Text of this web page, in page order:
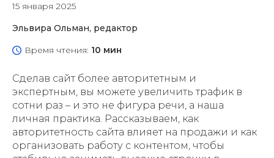
15 января 2025
Эльвира Ольман, редактор
Время чтения: 10 мин
Сделав сайт более авторитетным и
экспертным, вы можете увеличить трафик в
сотни раз – и это не фигура речи, а наша
личная практика. Рассказываем, как
авторитетность сайта влияет на продажи и как
организовать работу с контентом, чтобы